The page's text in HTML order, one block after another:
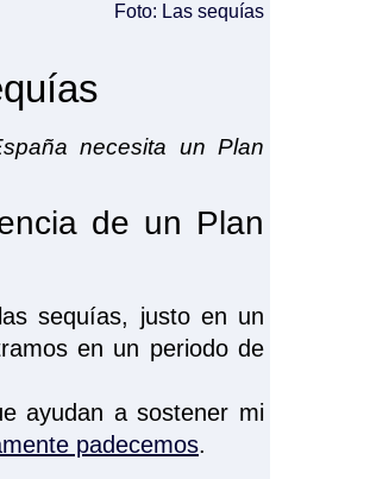
Foto: Las sequías
necesita un Plan
de un Plan
sequías, justo en un
en un periodo de
ayudan a sostener mi
padecemos.